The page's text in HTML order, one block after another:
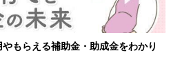
もらえる補助金・助成金をわかり